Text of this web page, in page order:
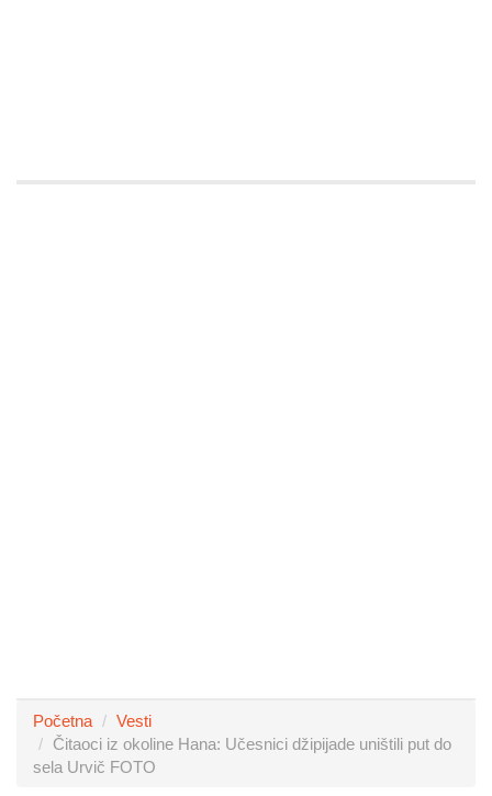
Početna
Vesti
Čitaoci iz okoline Hana: Učesnici džipijade uništili put do
sela Urvič FOTO